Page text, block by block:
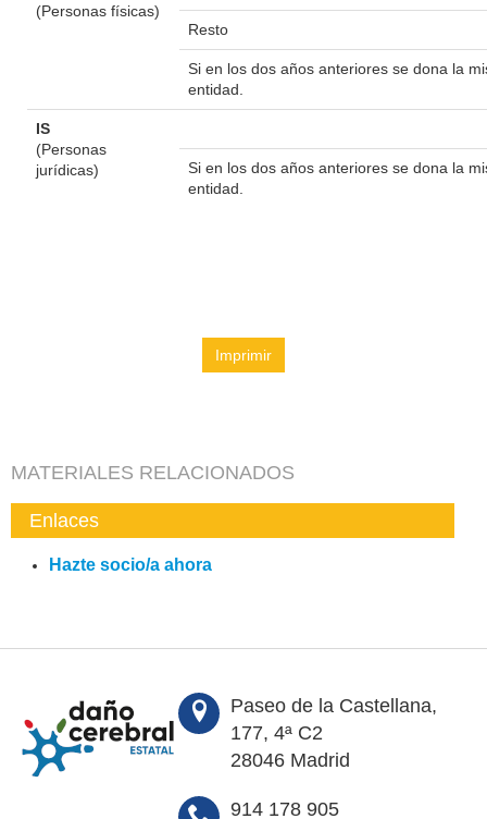
(Personas físicas)
Resto
Si en los dos años anteriores se dona la
entidad.
IS
(Personas
jurídicas)
Si en los dos años anteriores se dona la
entidad.
Imprimir
MATERIALES RELACIONADOS
Enlaces
Hazte socio/a ahora
Paseo de la Castellana,
177, 4ª C2
28046 Madrid
914 178 905